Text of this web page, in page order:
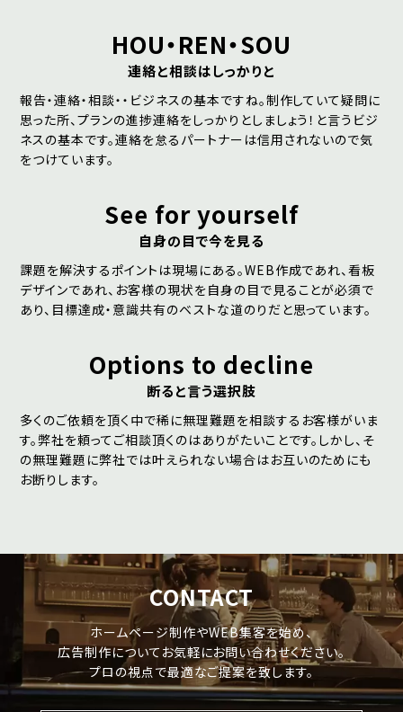
HOU・REN・SOU
連絡と相談はしっかりと
報告・連絡・相談・・ビジネスの基本ですね。制作していて疑問に
思った所、プランの進捗連絡をしっかりとしましょう！と言うビジ
ネスの基本です。連絡を怠るパートナーは信用されないので気
をつけています。
See for yourself
自身の目で今を見る
課題を解決するポイントは現場にある。WEB作成であれ、看板
デザインであれ、お客様の現状を自身の目で見ることが必須で
あり、目標達成・意識共有のベストな道のりだと思っています。
Options to decline
断ると言う選択肢
多くのご依頼を頂く中で稀に無理難題を相談するお客様がいま
す。弊社を頼ってご相談頂くのはありがたいことです。しかし、そ
の無理難題に弊社では叶えられない場合はお互いのためにも
お断りします。
CONTACT
ホームページ制作やWEB集客を始め、
広告制作についてお気軽にお問い合わせください。
プロの視点で最適なご提案を致します。